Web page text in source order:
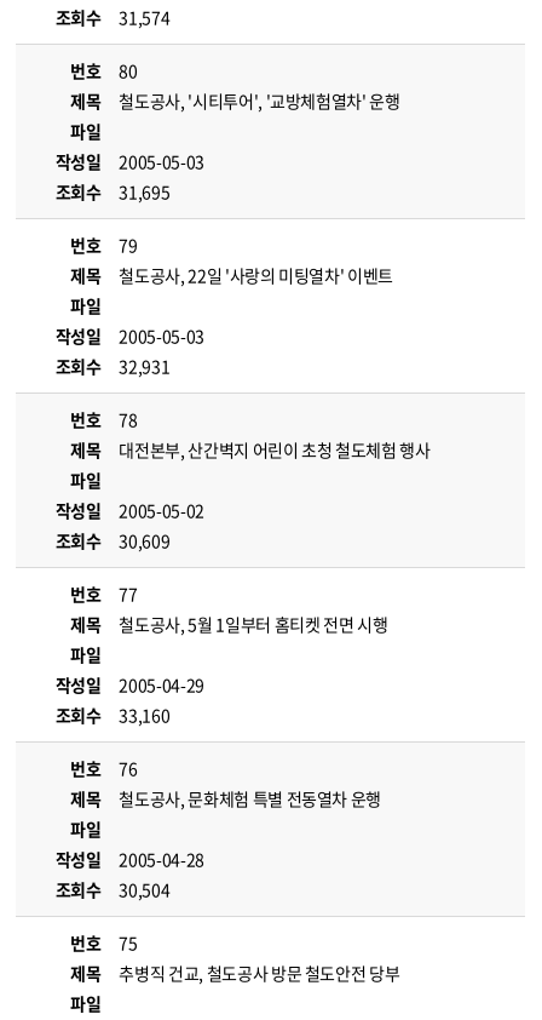
조회수
31,574
번호
80
제목
철도공사, '시티투어', '교방체험열차' 운행
파일
작성일
2005-05-03
조회수
31,695
번호
79
제목
철도공사, 22일 '사랑의 미팅열차' 이벤트
파일
작성일
2005-05-03
조회수
32,931
번호
78
제목
대전본부, 산간벽지 어린이 초청 철도체험 행사
파일
작성일
2005-05-02
조회수
30,609
번호
77
제목
철도공사, 5월 1일부터 홈티켓 전면 시행
파일
작성일
2005-04-29
조회수
33,160
번호
76
제목
철도공사, 문화체험 특별 전동열차 운행
파일
작성일
2005-04-28
조회수
30,504
번호
75
제목
추병직 건교, 철도공사 방문 철도안전 당부
파일